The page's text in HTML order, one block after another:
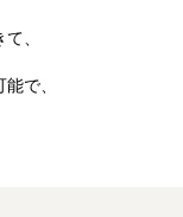
で、
、